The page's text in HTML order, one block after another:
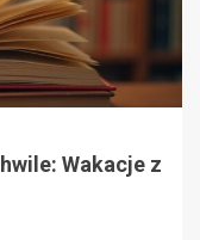
Wakacje z